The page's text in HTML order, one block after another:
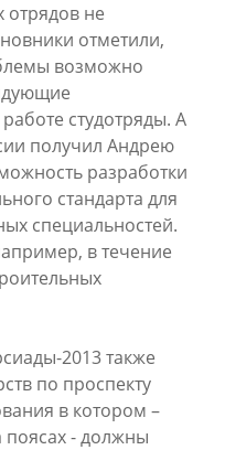
отрядов не
отметили,
возможно
студотряды. А
получил Андрею
разработки
стандарта для
специальностей.
в течение
2013 также
по проспекту
в котором –
поясах - должны